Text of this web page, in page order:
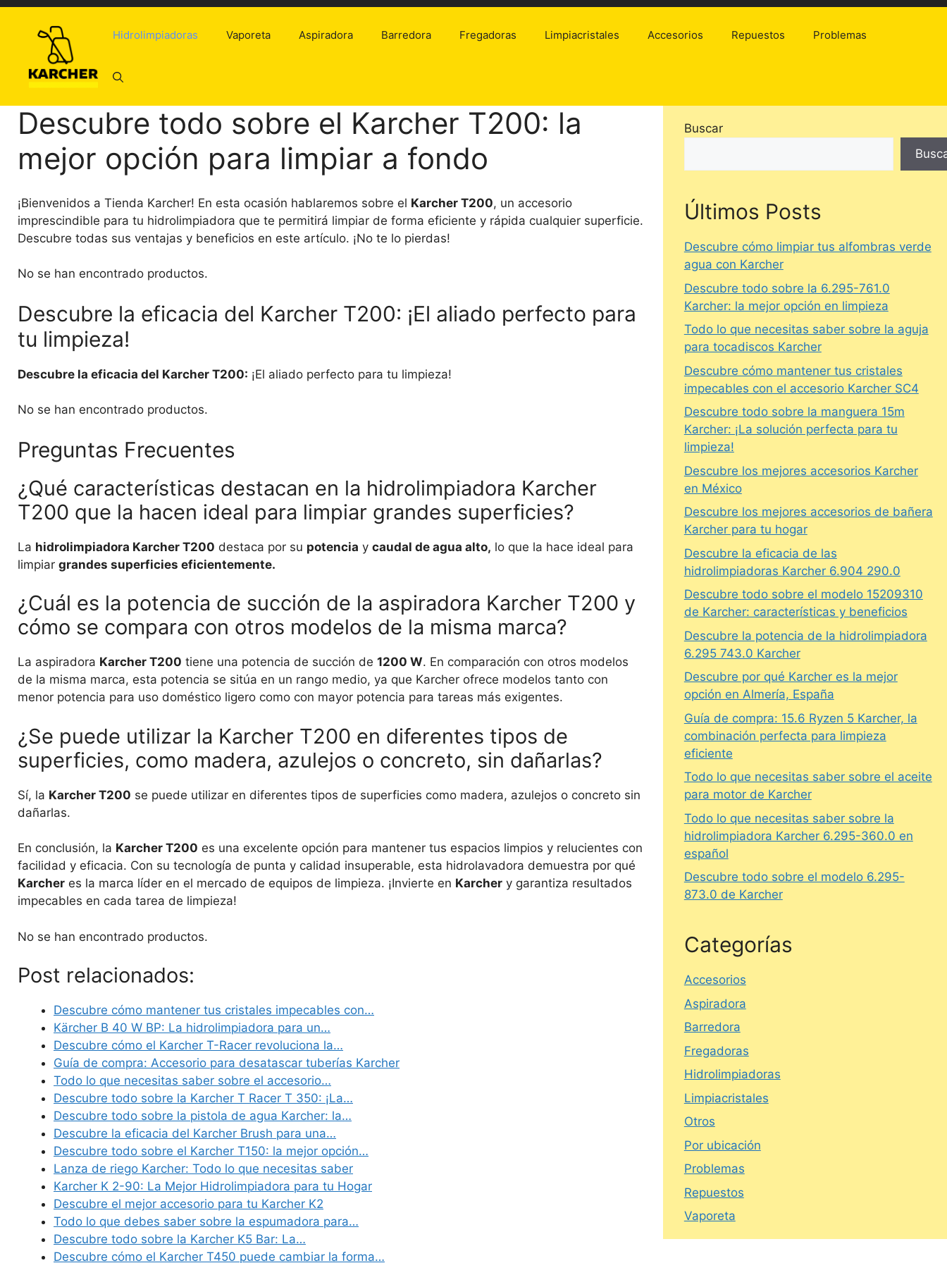
Saltar
contenido
Hidrolimpiadoras Vaporeta Aspiradora Barredora Fregadoras Limpiacristales Accesorios Repuestos Problemas
Descubre todo sobre el Karcher T200: la
mejor opción para limpiar a fondo
¡Bienvenidos a Tienda Karcher! En esta ocasión hablaremos sobre el Karcher T200, un accesorio
imprescindible para tu hidrolimpiadora que te permitirá limpiar de forma eficiente y rápida cualquier superficie.
Descubre todas sus ventajas y beneficios en este artículo. ¡No te lo pierdas!
No se han encontrado productos.
Descubre la eficacia del Karcher T200: ¡El aliado perfecto para
tu limpieza!
Descubre la eficacia del Karcher T200: ¡El aliado perfecto para tu limpieza!
No se han encontrado productos.
Preguntas Frecuentes
¿Qué características destacan en la hidrolimpiadora Karcher
T200 que la hacen ideal para limpiar grandes superficies?
La hidrolimpiadora Karcher T200 destaca por su potencia y caudal de agua alto, lo que la hace ideal para
limpiar grandes superficies eficientemente.
¿Cuál es la potencia de succión de la aspiradora Karcher T200 y
cómo se compara con otros modelos de la misma marca?
La aspiradora Karcher T200 tiene una potencia de succión de 1200 W. En comparación con otros modelos
de la misma marca, esta potencia se sitúa en un rango medio, ya que Karcher ofrece modelos tanto con
menor potencia para uso doméstico ligero como con mayor potencia para tareas más exigentes.
¿Se puede utilizar la Karcher T200 en diferentes tipos de
superficies, como madera, azulejos o concreto, sin dañarlas?
Sí, la Karcher T200 se puede utilizar en diferentes tipos de superficies como madera, azulejos o concreto sin
dañarlas.
En conclusión, la Karcher T200 es una excelente opción para mantener tus espacios limpios y relucientes con
facilidad y eficacia. Con su tecnología de punta y calidad insuperable, esta hidrolavadora demuestra por qué
Karcher es la marca líder en el mercado de equipos de limpieza. ¡Invierte en Karcher y garantiza resultados
impecables en cada tarea de limpieza!
No se han encontrado productos.
Post relacionados:
Descubre cómo mantener tus cristales impecables con…
Kärcher B 40 W BP: La hidrolimpiadora para un…
Descubre cómo el Karcher T-Racer revoluciona la…
Guía de compra: Accesorio para desatascar tuberías Karcher
Todo lo que necesitas saber sobre el accesorio…
Descubre todo sobre la Karcher T Racer T 350: ¡La…
Descubre todo sobre la pistola de agua Karcher: la…
Descubre la eficacia del Karcher Brush para una…
Descubre todo sobre el Karcher T150: la mejor opción…
Lanza de riego Karcher: Todo lo que necesitas saber
Karcher K 2-90: La Mejor Hidrolimpiadora para tu Hogar
Descubre el mejor accesorio para tu Karcher K2
Todo lo que debes saber sobre la espumadora para…
Descubre todo sobre la Karcher K5 Bar: La…
Descubre cómo el Karcher T450 puede cambiar la forma…
Buscar
Últimos Posts
Descubre cómo limpiar tus alfombras verde
agua con Karcher
Descubre todo sobre la 6.295-761.0
Karcher: la mejor opción en limpieza
Todo lo que necesitas saber sobre la aguja
para tocadiscos Karcher
Descubre cómo mantener tus cristales
impecables con el accesorio Karcher SC4
Descubre todo sobre la manguera 15m
Karcher: ¡La solución perfecta para tu
limpieza!
Descubre los mejores accesorios Karcher
en México
Descubre los mejores accesorios de bañera
Karcher para tu hogar
Descubre la eficacia de las
hidrolimpiadoras Karcher 6.904 290.0
Descubre todo sobre el modelo 15209310
de Karcher: características y beneficios
Descubre la potencia de la hidrolimpiadora
6.295 743.0 Karcher
Descubre por qué Karcher es la mejor
opción en Almería, España
Guía de compra: 15.6 Ryzen 5 Karcher, la
combinación perfecta para limpieza
eficiente
Todo lo que necesitas saber sobre el aceite
para motor de Karcher
Todo lo que necesitas saber sobre la
hidrolimpiadora Karcher 6.295-360.0 en
español
Descubre todo sobre el modelo 6.295-
873.0 de Karcher
Categorías
Accesorios
Aspiradora
Barredora
Fregadoras
Hidrolimpiadoras
Limpiacristales
Otros
Por ubicación
Problemas
Repuestos
Vaporeta